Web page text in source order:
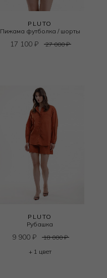
PLUTO
Пижама футболка / шорты
17 100 ₽ 27 000₽
PLUTO
Рубашка
9 900 ₽ 18 000₽
+ 1 цвет